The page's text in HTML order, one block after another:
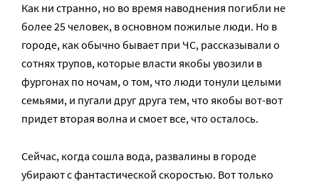
Как ни странно, но во время наводнения погибли не
более 25 человек, в основном пожилые люди. Но в
городе, как обычно бывает при ЧС, рассказывали о
сотнях трупов, которые власти якобы увозили в
фургонах по ночам, о том, что люди тонули целыми
семьями, и пугали друг друга тем, что якобы вот-вот
придет вторая волна и смоет все, что осталось.
Сейчас, когда сошла вода, развалины в городе
убирают с фантастической скоростью. Вот только